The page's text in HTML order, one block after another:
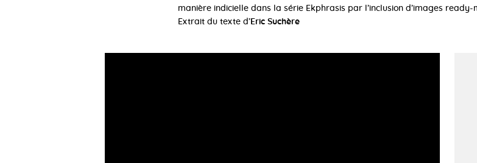
manière indicielle dans la série Ekphrasis par l’inclusion d’images
Extrait du texte d’Eric Suchère